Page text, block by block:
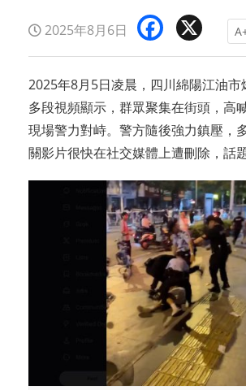
2025年8月6日 Facebook
2025年8月5日凌晨，四川綿陽江油市
多段視頻顯示，群眾聚集在街頭，高
現場警力對峙。警方隨後強力鎮壓，
關影片很快在社交媒體上遭刪除，話